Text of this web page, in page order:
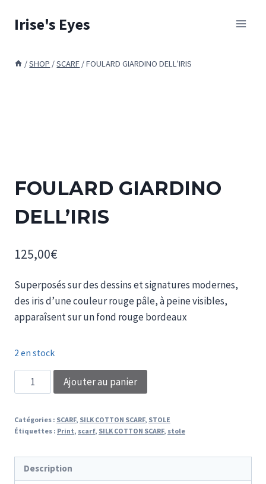
Irise's Eyes
/SHOP /SCARF /FOULARD GIARDINO DELL’IRIS
FOULARD GIARDINO
DELL’IRIS
125,00€
Superposés sur des dessins et signatures modernes,
des iris d’une couleur rouge pâle, à peine visibles,
apparaîsent sur un fond rouge bordeaux
2 en stock
quantité
de
GIARDINO
Ajouter au panier
Catégories : SCARF, SILK COTTON SCARF, STOLE
Étiquettes : Print, scarf, SILK COTTON SCARF, stole
Description